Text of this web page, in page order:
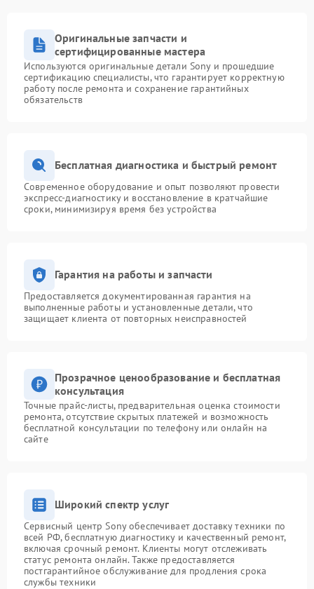
Оригинальные запчасти и
сертифицированные мастера
Используются оригинальные детали Sony и прошедшие
сертификацию специалисты, что гарантирует корректную
работу после ремонта и сохранение гарантийных
обязательств
Бесплатная диагностика и быстрый ремонт
Современное оборудование и опыт позволяют провести
экспресс-диагностику и восстановление в кратчайшие
сроки, минимизируя время без устройства
Гарантия на работы и запчасти
Предоставляется документированная гарантия на
выполненные работы и установленные детали, что
защищает клиента от повторных неисправностей
Прозрачное ценообразование и бесплатная
консультация
Точные прайс-листы, предварительная оценка стоимости
ремонта, отсутствие скрытых платежей и возможность
бесплатной консультации по телефону или онлайн на
сайте
Широкий спектр услуг
Сервисный центр Sony обеспечивает доставку техники по
всей РФ, бесплатную диагностику и качественный ремонт,
включая срочный ремонт. Клиенты могут отслеживать
статус ремонта онлайн. Также предоставляется
постгарантийное обслуживание для продления срока
службы техники